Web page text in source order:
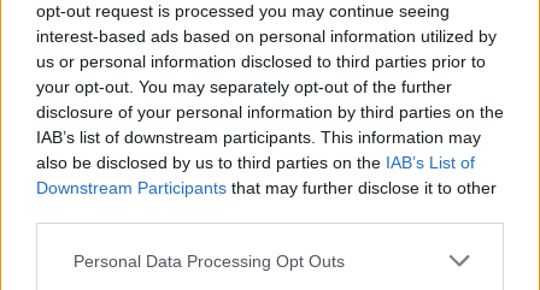
opt-out request is processed you may continue seeing
interest-based ads based on personal information utilized by
us or personal information disclosed to third parties prior to
your opt-out. You may separately opt-out of the further
disclosure of your personal information by third parties on the
IAB’s list of downstream participants. This information may
also be disclosed by us to third parties on the IAB’s List of
Downstream Participants that may further disclose it to other
Personal Data Processing Opt Outs
“Po ngrihet një ministri
paralele e Shëndetësisë”/
Këlliçi: Projektligji i
shtatorit i hap rrugë
Video/ Shpërthimi në një
minibus në periferi të
Damaskut lë 2 të vdekur
dhe 13 të plagosur